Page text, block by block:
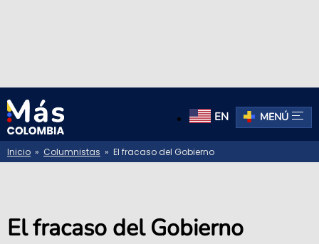
EN MENÚ
Inicio » Columnistas » El fracaso del Gobierno
El fracaso del Gobierno